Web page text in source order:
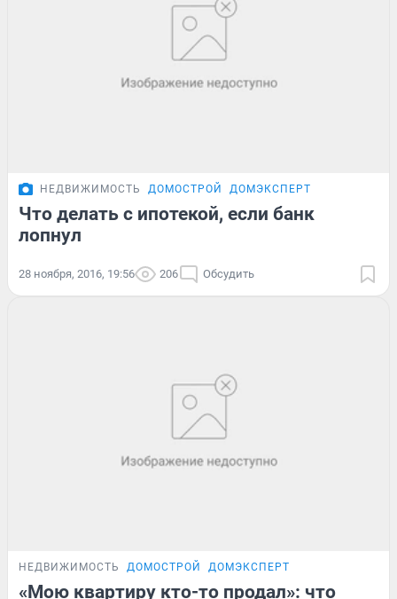
НЕДВИЖИМОСТЬ ДОМОСТРОЙ ДОМЭКСПЕРТ
Что делать с ипотекой, если банк
лопнул
28 ноября, 2016, 19:56 206 Обсудить
НЕДВИЖИМОСТЬ ДОМОСТРОЙ ДОМЭКСПЕРТ
«Мою квартиру кто-то продал»: что